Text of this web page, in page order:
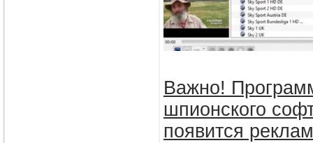
Важно!
шпионского
появится